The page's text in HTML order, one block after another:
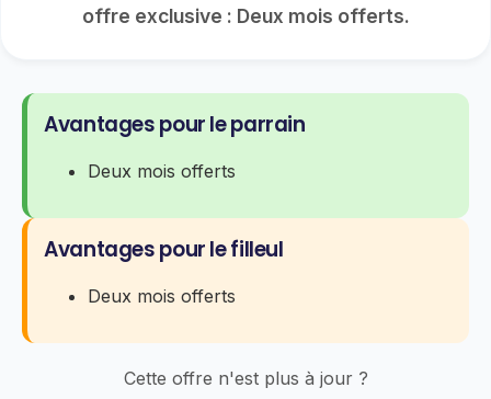
offre exclusive : Deux mois offerts.
Avantages pour le parrain
Deux mois offerts
Avantages pour le filleul
Deux mois offerts
Cette offre n'est plus à jour ?